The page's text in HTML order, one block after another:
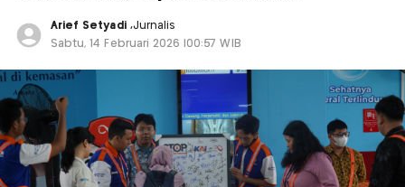
Arief Setyadi ,Jurnalis
Sabtu, 14 Februari 2026 |00:57 WIB